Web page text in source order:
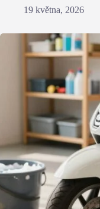
19 května, 2026